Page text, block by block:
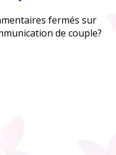
fermés sur
de couple?